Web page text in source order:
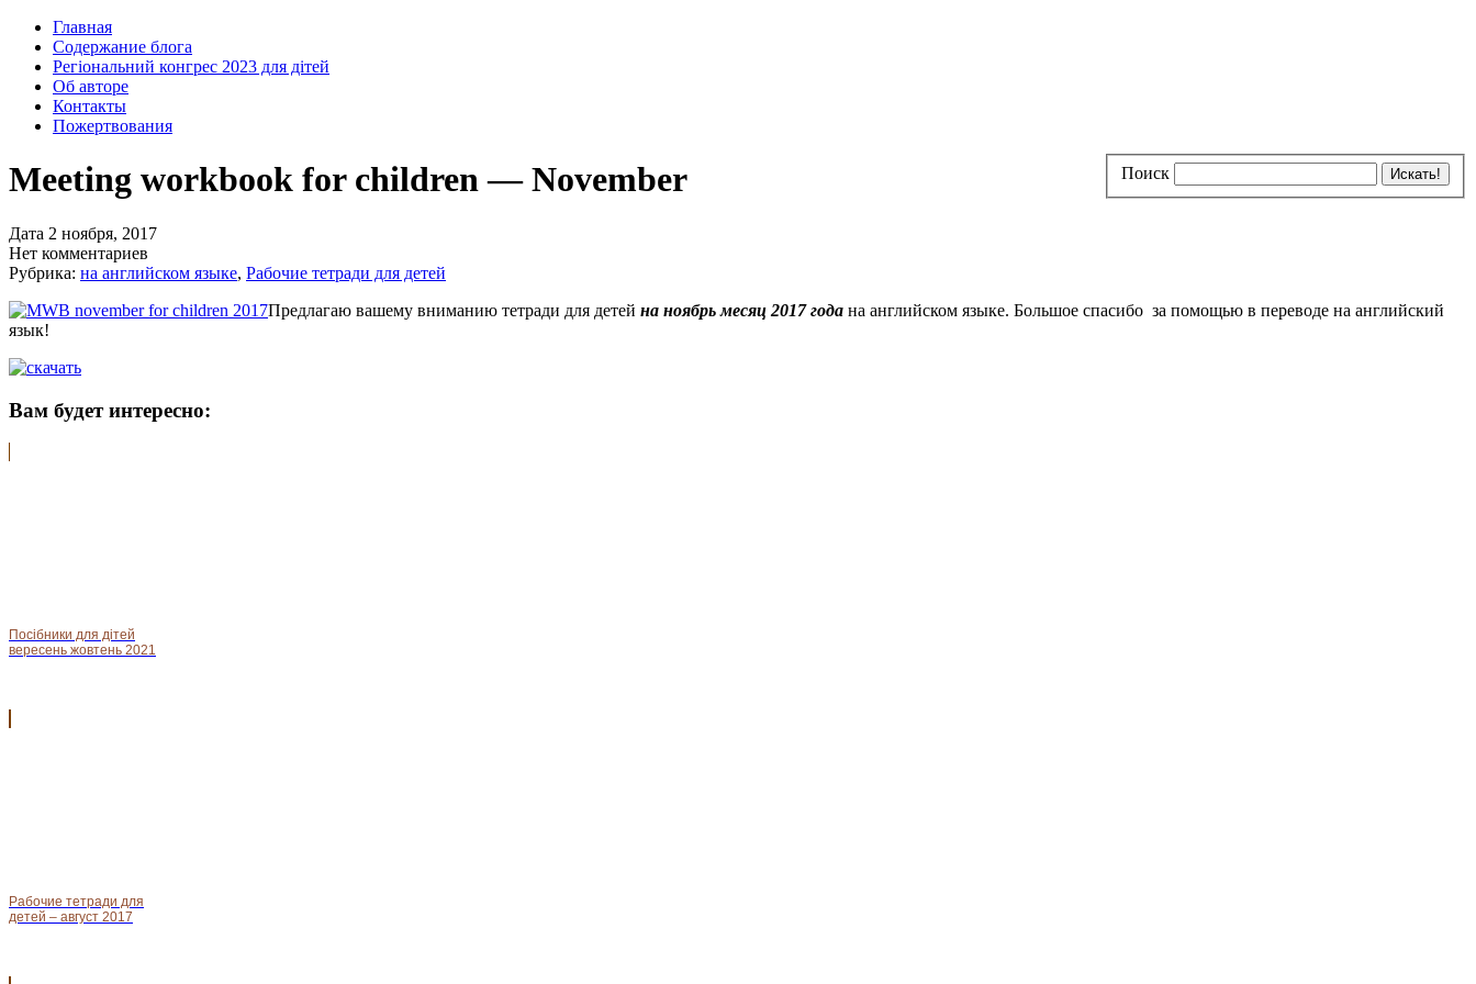
Главная
Содержание блога
Регіональний конгрес 2023 для дітей
Об авторе
Контакты
Пожертвования
Поиск
Meeting workbook for children — November
Дата 2 ноября, 2017
Нет комментариев
Рубрика: на английском языке, Рабочие тетради для детей
Предлагаю вашему вниманию тетради для детей на ноябрь месяц 2017 года на английском языке. Большое спасибо за помощью в переводе на английский
язык!
Вам будет интересно:
Посібники для дітей
вересень жовтень 2021
Рабочие тетради для
детей – август 2017